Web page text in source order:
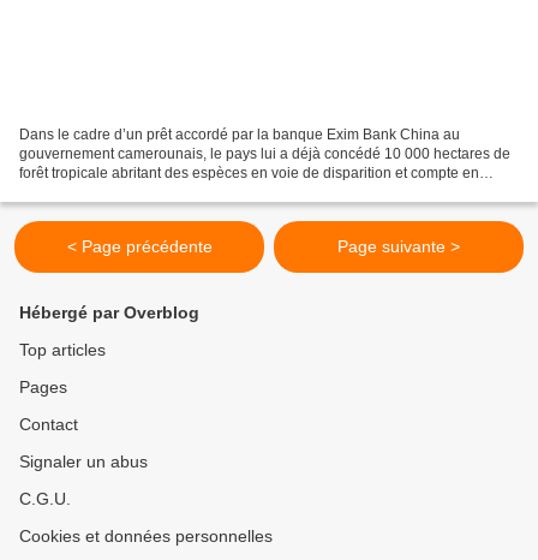
Dans le cadre d’un prêt accordé par la banque Exim Bank China au
gouvernement camerounais, le pays lui a déjà concédé 10 000 hectares de
forêt tropicale abritant des espèces en voie de disparition et compte en
< Page précédente Page suivante >
Hébergé par Overblog
Top articles
Pages
Contact
Signaler un abus
C.G.U.
Cookies et données personnelles